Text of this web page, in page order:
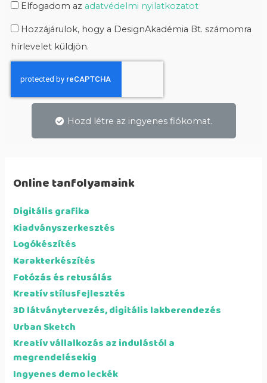
Elfogadom az adatvédelmi nyilatkozatot
Hozzájárulok, hogy a DesignAkadémia Bt. számomra
hírlevelet küldjön.
Hozd létre az ingyenes fiókomat.
Online tanfolyamaink
Digitális grafika
Kiadványszerkesztés
Logókészítés
Karakterkészítés
Fotózás és retusálás
Kreatív stílusfejlesztés
3D látványtervezés, digitális lakberendezés
Urban Sketch
Kreatív vállalkozás az indulástól a
megrendelésekig
Ingyenes demo leckék